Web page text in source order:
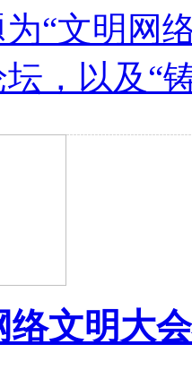
“文明网
，以及“
络文明大